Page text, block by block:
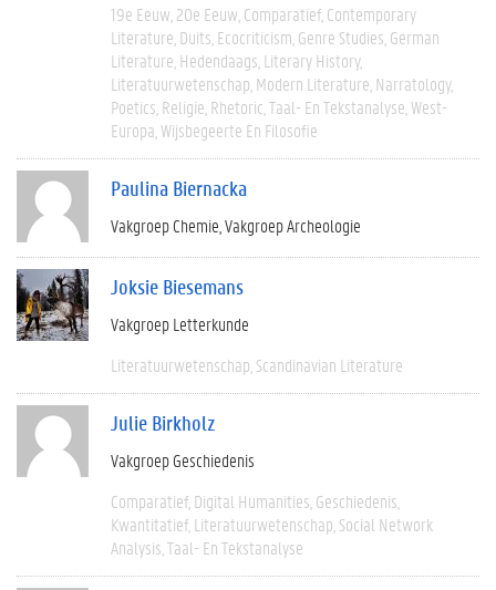
19e Eeuw 20e Eeuw Comparatief Contemporary
Literature Duits Ecocriticism Genre Studies German
Literature Hedendaags Literary History
Literatuurwetenschap Modern Literature Narratology
Poetics Religie Rhetoric Taal- En Tekstanalyse West-
Europa Wijsbegeerte En Filosofie
Paulina Biernacka
Vakgroep Chemie Vakgroep Archeologie
Joksie Biesemans
Vakgroep Letterkunde
Literatuurwetenschap Scandinavian Literature
Julie Birkholz
Vakgroep Geschiedenis
Comparatief Digital Humanities Geschiedenis
Kwantitatief Literatuurwetenschap Social Network
Analysis Taal- En Tekstanalyse